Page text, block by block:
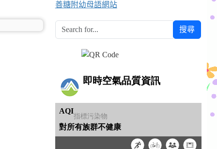
善糖附幼母語網站
搜尋